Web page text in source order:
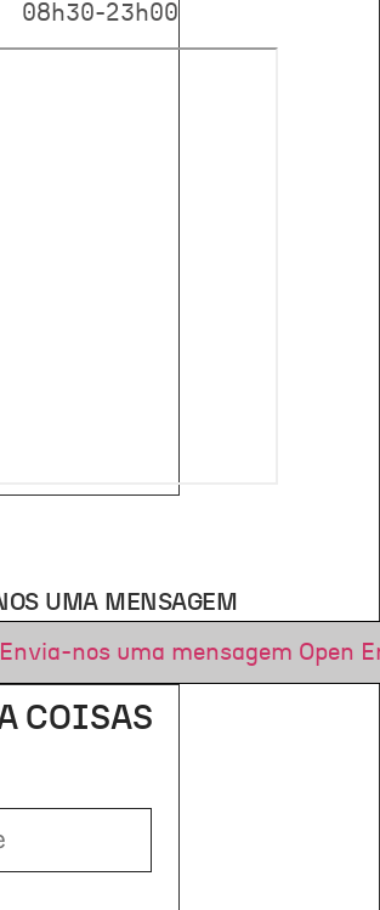
08h30-23h00
UMA MENSAGEM
nos uma mensagem Open
COISAS